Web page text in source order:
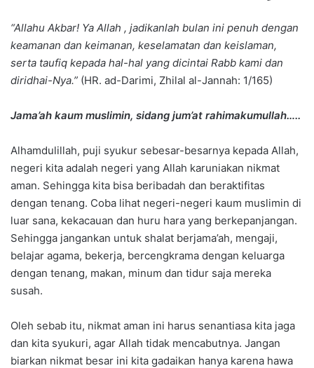
“Allahu Akbar! Ya Allah , jadikanlah bulan ini penuh dengan
keamanan dan keimanan, keselamatan dan keislaman,
serta taufiq kepada hal-hal yang dicintai Rabb kami dan
diridhai-Nya.” (HR. ad-Darimi, Zhilal al-Jannah: 1/165)
Jama’ah kaum muslimin, sidang jum’at rahimakumullah…..
Alhamdulillah, puji syukur sebesar-besarnya kepada Allah,
negeri kita adalah negeri yang Allah karuniakan nikmat
aman. Sehingga kita bisa beribadah dan beraktifitas
dengan tenang. Coba lihat negeri-negeri kaum muslimin di
luar sana, kekacauan dan huru hara yang berkepanjangan.
Sehingga jangankan untuk shalat berjama’ah, mengaji,
belajar agama, bekerja, bercengkrama dengan keluarga
dengan tenang, makan, minum dan tidur saja mereka
susah.
Oleh sebab itu, nikmat aman ini harus senantiasa kita jaga
dan kita syukuri, agar Allah tidak mencabutnya. Jangan
biarkan nikmat besar ini kita gadaikan hanya karena hawa